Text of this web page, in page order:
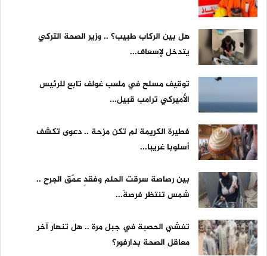
هل بين الركاب طبيب؟ .. وزير الصحة التركي
يتدخل لإسعاف...
توقيف مسلح في ملعب غولف تابع للرئيس
الأميركي ترامب قبيل...
فطيرة الكريمة لم تكن مزحة .. دعوى تكشف
أسلوبا غريبا...
بين رصاصة سرقت الحلم وفقدٍ عمّق الجرح ..
شمس تنتظر فرصةً...
تفشي الحصبة في جبل مرة .. هل تنهار آخر
معاقل الصحة بدارفور؟